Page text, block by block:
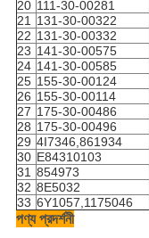
20 111-30-00281
21 131-30-00322
22 131-30-00332
23 141-30-00575
24 141-30-00585
25 155-30-00124
26 155-30-00114
27 175-30-00486
28 175-30-00496
29 4I7346,861934
30 E84310103
31 854973
32 8E5032
33 6Y1057,1175046
পণ্য প্রদর্শনী